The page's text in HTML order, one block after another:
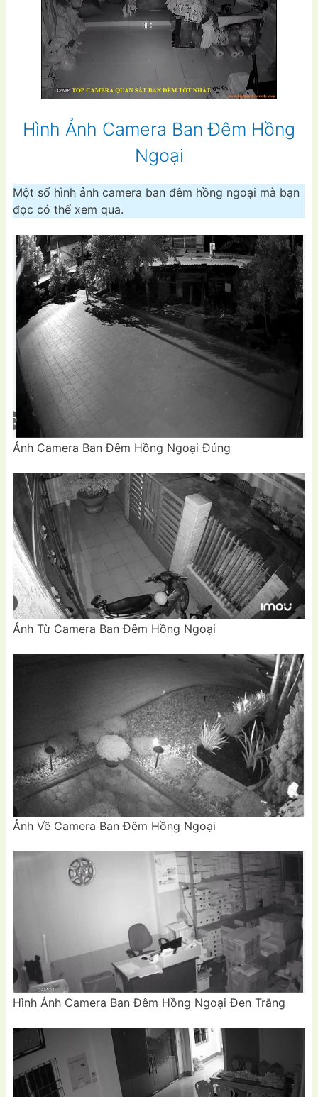
Hình Ảnh Camera Ban Đêm Hồng
Ngoại
Một số hình ảnh camera ban đêm hồng ngoại mà bạn
đọc có thể xem qua.
Ảnh Camera Ban Đêm Hồng Ngoại Đúng
Ảnh Từ Camera Ban Đêm Hồng Ngoại
Ảnh Về Camera Ban Đêm Hồng Ngoại
Hình Ảnh Camera Ban Đêm Hồng Ngoại Đen Trắng